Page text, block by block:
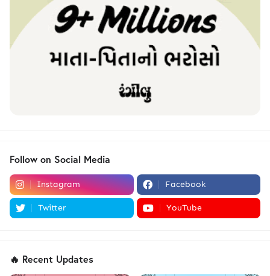
Follow on Social Media
Instagram Facebook
Twitter YouTube
🔥 Recent Updates